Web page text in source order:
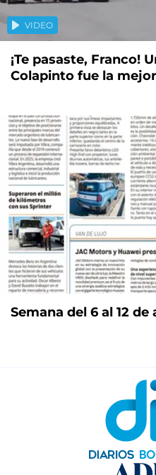
VIDEO
¡Te pasaste, Franco!
Colapinto fue la
Semana del 6 al 12